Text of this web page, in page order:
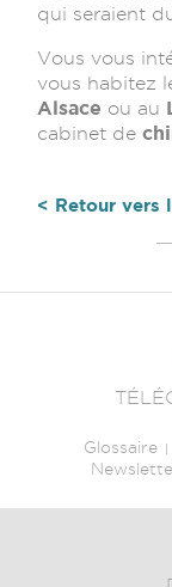
qui seraient
Vous vous
vous habitez
Alsace ou au
cabinet de
< Retour vers
Glossaire